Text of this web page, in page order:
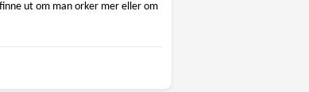
ut om man orker mer eller om